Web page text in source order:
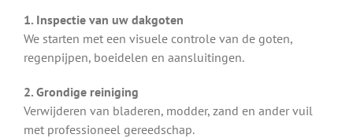
1. Inspectie van uw dakgoten
We starten met een visuele controle van de goten,
regenpijpen, boeidelen en aansluitingen.
2. Grondige reiniging
Verwijderen van bladeren, modder, zand en ander vuil
met professioneel gereedschap.